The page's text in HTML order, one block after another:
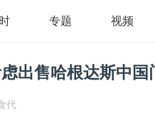
专题 视频
出售哈根达斯中
代